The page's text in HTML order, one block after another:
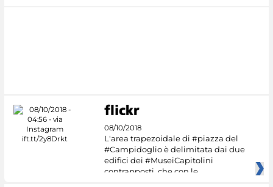
08/10/2018
L'area trapezoidale di #piazza del
#Campidoglio è delimitata dai due
edifici dei #MuseiCapitolini
contrapposti, che con le